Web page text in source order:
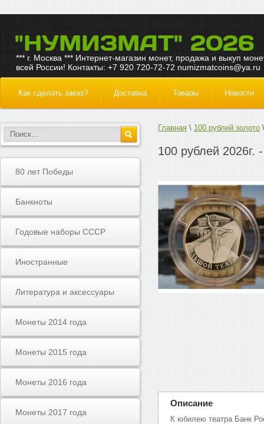
"НУМИЗМАТ" 2026
*** г. Москва *** Интернет-магазин монет, продажа и выкуп
всей России! Контакты: +7 920 720-72-72 numizmatcoins@ya.ru
Как сделать заказ? Доставка Товары Новости
80 лет Победы
Банкноты
Годовые наборы СССР
Иностранные
Литература и аксессуары
Монеты 2014 года
Монеты 2015 года
Монеты 2016 года
Монеты 2017 года
Главная 100 рублей золото
100 рублей 2026г.
Описание
К юбилею театра Банк